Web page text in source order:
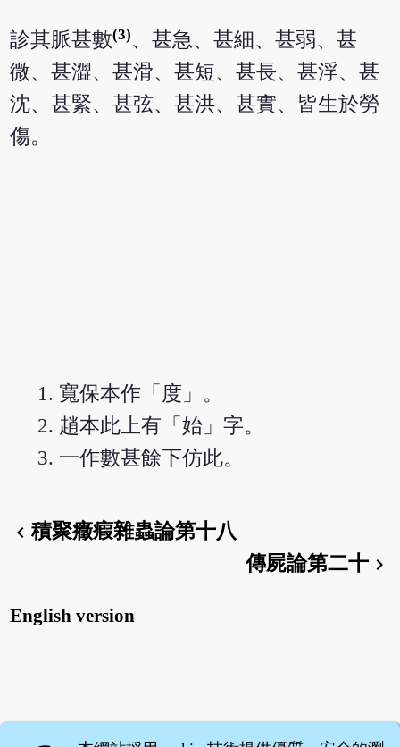
診其脈甚數(3)、甚急、甚細、甚弱、甚
微、甚澀、甚滑、甚短、甚長、甚浮、甚
沈、甚緊、甚弦、甚洪、甚實、皆生於勞
傷。
寬保本作「度」。
趙本此上有「始」字。
一作數甚餘下仿此。
chevron_left積聚癥瘕雜蟲論第十八
傳屍論第二十chevron_right
English version